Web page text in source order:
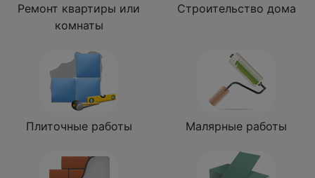
Ремонт квартиры или
комнаты
Строительство дома
Плиточные работы Малярные работы